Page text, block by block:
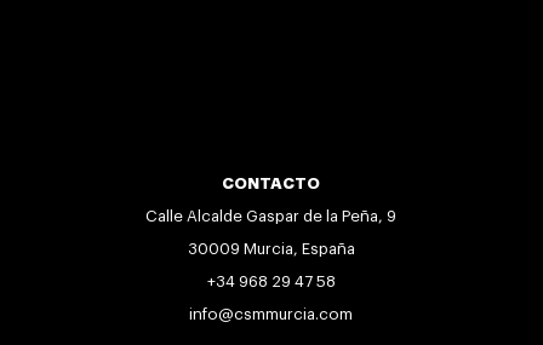
CONTACTO
Calle Alcalde Gaspar de la Peña, 9
30009 Murcia, España
+34 968 29 47 58
info@csmmurcia.com